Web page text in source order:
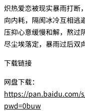
炽热爱恋被现实暴雨打断
向内耗，隔阂冰冷互相逃
压抑心意缓慢和解，熬过
尽尘埃落定，暴雨过后双
下载链接
网盘下载：
https://pan.baidu.com/
pwd=0buw